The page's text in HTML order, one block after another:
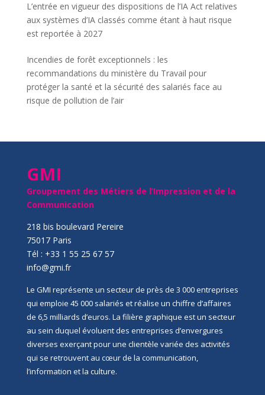
L’entrée en vigueur des dispositions de l’IA Act relatives
aux systèmes d’IA classés comme étant à haut risque
est reportée à 2027
Incendies de forêt exceptionnels : les
recommandations du ministère du Travail pour
protéger la santé et la sécurité des salariés face au
risque de pollution de l’air
GMI
Groupement des Métiers de l’Impression et de la
Communication
218 bis boulevard Pereire
75017 Paris
Tél : +33 1 55 25 67 57
info@gmi.fr
Le GMI représente un secteur de près de 3 000 entreprises
qui emploie 45 000 salariés et réalise un chiffre d’affaires
de 6,5 milliards d’euros. La filière graphique est un secteur
au sein duquel évoluent des entreprises d’envergures
diverses exerçant pour une clientèle variée des activités
qui se retrouvent au cœur de la communication,
l’information et la culture.